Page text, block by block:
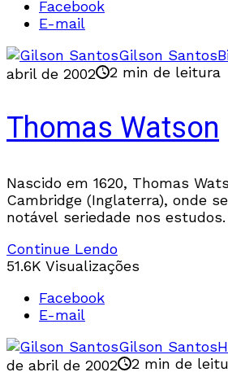
Facebook
E-mail
Gilson Santos
abril de 2002
2 min de leitura
Thomas Watson
Nascido em 1620, Thomas
Cambridge (Inglaterra), onde
notável seriedade nos estudos.
Neste ministério
Continue Lendo
51.6K Visualizações
Facebook
E-mail
Gilson Santos
de abril de 2002
2 min de